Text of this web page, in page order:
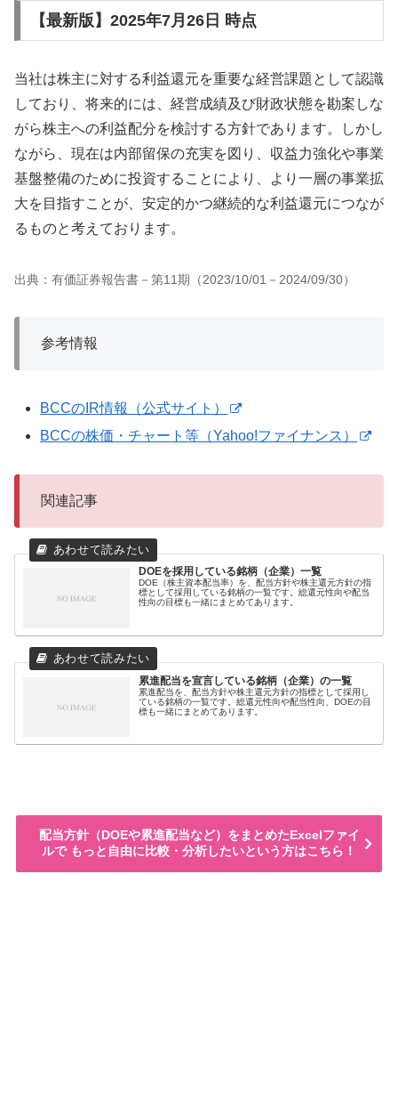
【最新版】2025年7月26日 時点
当社は株主に対する利益還元を重要な経営課題として認識
しており、将来的には、経営成績及び財政状態を勘案しな
がら株主への利益配分を検討する方針であります。しかし
ながら、現在は内部留保の充実を図り、収益力強化や事業
基盤整備のために投資することにより、より一層の事業拡
大を目指すことが、安定的かつ継続的な利益還元につなが
るものと考えております。
出典：有価証券報告書－第11期（2023/10/01－2024/09/30）
参考情報
BCCのIR情報（公式サイト）
BCCの株価・チャート等（Yahoo!ファイナンス）
関連記事
DOEを採用している銘柄（企業）一覧
DOE（株主資本配当率）を、配当方針や株主還元方針の指
標として採用している銘柄の一覧です。総還元性向や配当
性向の目標も一緒にまとめてあります。
累進配当を宣言している銘柄（企業）の一覧
累進配当を、配当方針や株主還元方針の指標として採用し
ている銘柄の一覧です。総還元性向や配当性向、DOEの目
標も一緒にまとめてあります。
配当方針（DOEや累進配当など）をまとめたExcelファイ
ルで もっと自由に比較・分析したいという方はこちら！